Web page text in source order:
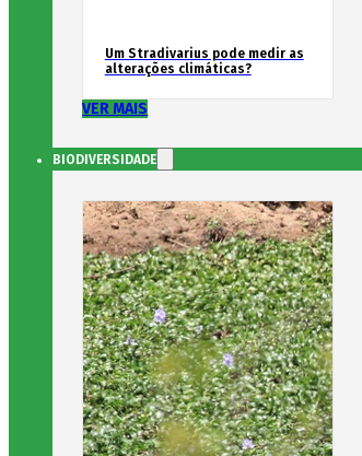
Um Stradivarius pode medir as
alterações climáticas?
VER MAIS
BIODIVERSIDADE